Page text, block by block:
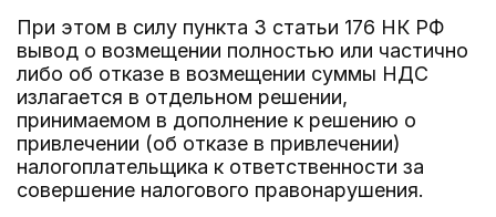
При этом в силу пункта 3 статьи 176 НК РФ
вывод о возмещении полностью или частично
либо об отказе в возмещении суммы НДС
излагается в отдельном решении,
принимаемом в дополнение к решению о
привлечении (об отказе в привлечении)
налогоплательщика к ответственности за
совершение налогового правонарушения.